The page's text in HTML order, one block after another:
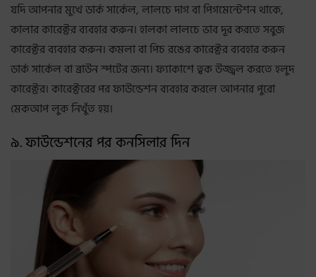
যদি আপনার মুখে ডার্ক সার্কেল, লালচে দাগ বা পিগমেন্টেশন থাকে,
কালার কারেক্টর ব্যবহার করুন। হালকা লালচে ভাব দূর করতে সবুজ
কারেক্টর ব্যবহার করুন। কমলা বা পিচ রঙের কারেক্টর ব্যবহার করুন
ডার্ক সার্কেল বা ব্রাউন স্পটের জন্য। ফ্যাকাশে ত্বক উজ্জ্বল করতে হলুদ
কারেক্টর। কারেক্টরের পর ফাউন্ডেশন ব্যবহার করলে আপনার পুরো
মেকআপ লুক নিখুঁত হয়।
৯. ফাউন্ডেশনের পর কনসিলার দিন